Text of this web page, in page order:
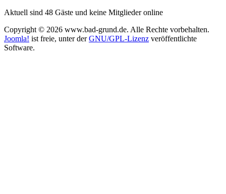
Aktuell sind 48 Gäste und keine Mitglieder online
Copyright © 2026 www.bad-grund.de. Alle Rechte vorbehalten.
Joomla! ist freie, unter derGNU/GPL-Lizenz veröffentlichte
Software.